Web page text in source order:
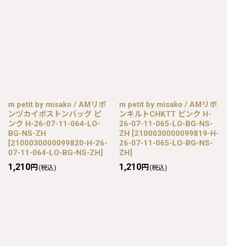
m petit by misako / AMリボ
ンヅカイボストンバッグ ピ
ンク H-26-07-11-064-LO-
BG-NS-ZH
[2100030000099820-H-26-
07-11-064-LO-BG-NS-ZH]
1,210円 (税込)
m petit by misako / AMリボ
ンキルトCHKTT ピンク H-
26-07-11-065-LO-BG-NS-
ZH [2100030000099819-H-
26-07-11-065-LO-BG-NS-
ZH]
1,210円 (税込)